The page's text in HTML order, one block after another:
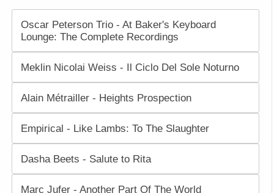
Oscar Peterson Trio - At Baker's Keyboard
Lounge: The Complete Recordings
Meklin Nicolai Weiss - Il Ciclo Del Sole Noturno
Alain Métrailler - Heights Prospection
Empirical - Like Lambs: To The Slaughter
Dasha Beets - Salute to Rita
Marc Jufer - Another Part Of The World